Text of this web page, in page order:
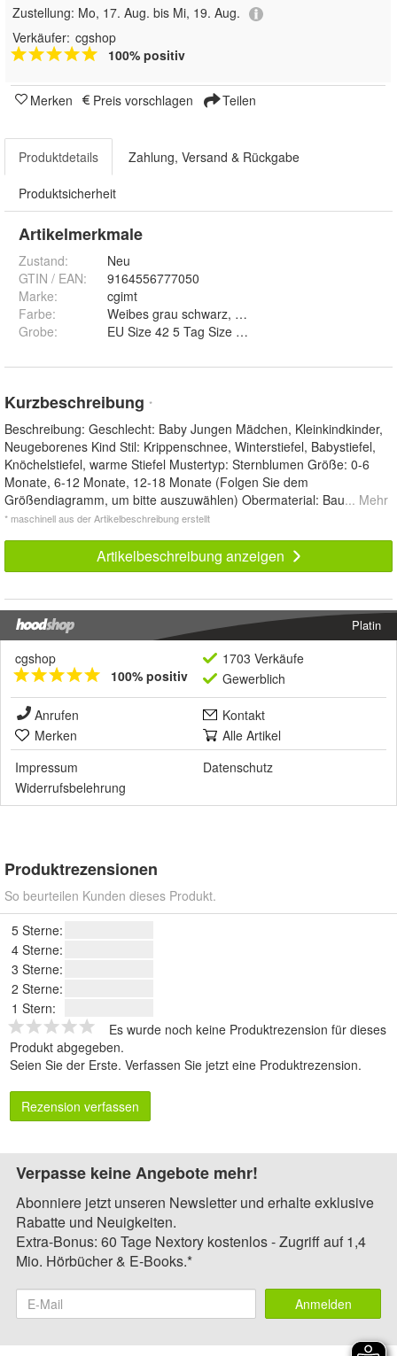
Zustellung: Mo, 17. Aug. bis Mi, 19. Aug.
Verkäufer: cgshop
100% positiv
Merken Preis vorschlagen Teilen
Produktdetails Zahlung, Versand & Rückgabe
Produktsicherheit
Artikelmerkmale
Zustand:
Neu
GTIN / EAN:
9164556777050
Marke:
cgimt
Farbe:
Grobe: EU Size 42 5 Tag Size 45, EU Size 42 Tag Size
Kurzbeschreibung *
Beschreibung: Geschlecht: Baby Jungen Mädchen, Kleinkindkinder,
Neugeborenes Kind Stil: Krippenschnee, Winterstiefel, Babystiefel,
Knöchelstiefel, warme Stiefel Mustertyp: Sternblumen Größe: 0-6
Monate, 6-12 Monate, 12-18 Monate (Folgen Sie dem
Größendiagramm, um bitte auszuwählen) Obermaterial: Bau... Mehr
* maschinell aus der Artikelbeschreibung erstellt
Artikelbeschreibung anzeigen
Platin
cgshop
100% positiv
1703 Verkäufe
Gewerblich
Anrufen
Kontakt
Merken
Alle Artikel
Impressum
Datenschutz
Widerrufsbelehrung
Produktrezensionen
So beurteilen Kunden dieses Produkt.
5 Sterne:
4 Sterne:
3 Sterne:
2 Sterne:
1 Stern:
Es wurde noch keine Produktrezension für dieses
Produkt abgegeben.
Seien Sie der Erste. Verfassen Sie jetzt eine Produktrezension.
Rezension verfassen
Verpasse keine Angebote mehr!
Abonniere jetzt unseren Newsletter und erhalte exklusive
Rabatte und Neuigkeiten.
Extra-Bonus: 60 Tage Nextory kostenlos - Zugriff auf 1,4
Mio. Hörbücher & E-Books.*
Anmelden